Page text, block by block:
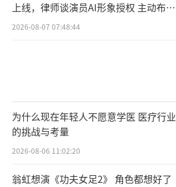
上线，律师谈演员AI形象授权 主动布局
数字资产
2026-08-07 07:48:44
为什么现在年轻人不愿意学医 医疗行业
的挑战与考量
2026-08-06 11:02:20
翁虹想演《功夫女足2》 角色都想好了